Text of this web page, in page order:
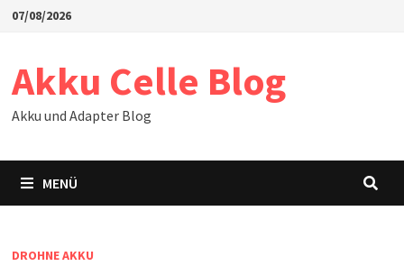
Zum07/08/2026
Akku Celle Blog
Akku und Adapter Blog
MENÜ
DROHNE AKKU